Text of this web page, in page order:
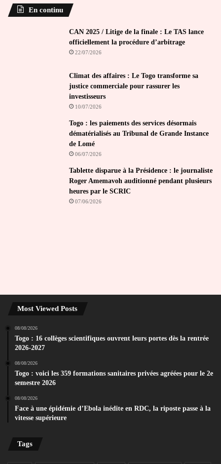
En continu
CAN 2025 / Litige de la finale : Le TAS lance
officiellement la procédure d’arbitrage
22/07/2026
Climat des affaires : Le Togo transforme sa
justice commerciale pour rassurer les
investisseurs
10/07/2026
Togo : les paiements des services désormais
dématérialisés au Tribunal de Grande Instance
de Lomé
06/07/2026
Tablette disparue à la Présidence : le journaliste
Roger Amemavoh auditionné pendant plusieurs
heures par le SCRIC
07/06/2026
Most Viewed Posts
08/08/2026
Togo : 16 collèges scientifiques ouvrent leurs portes dès la rentrée
2026-2027
08/08/2026
Togo : voici les 359 formations sanitaires privées agréées pour le 2e
semestre 2026
08/08/2026
Face à une épidémie d’Ebola inédite en RDC, la riposte passe à la
vitesse supérieure
Tags